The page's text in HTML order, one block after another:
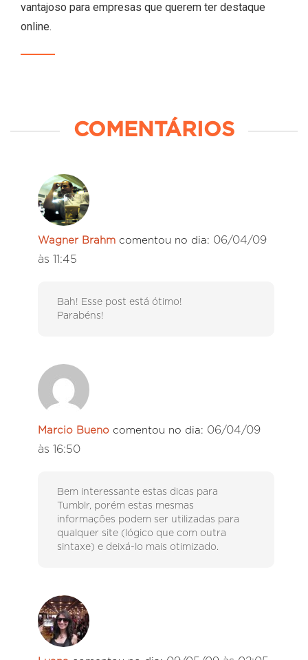
vantajoso para empresas que querem ter destaque
online.
COMENTÁRIOS
Wagner Brahm comentou no dia: 06/04/09
às 11:45
Bah! Esse post está ótimo!
Parabéns!
Marcio Bueno comentou no dia: 06/04/09
às 16:50
Bem interessante estas dicas para
Tumblr, porém estas mesmas
informações podem ser utilizadas para
qualquer site (lógico que com outra
sintaxe) e deixá-lo mais otimizado.